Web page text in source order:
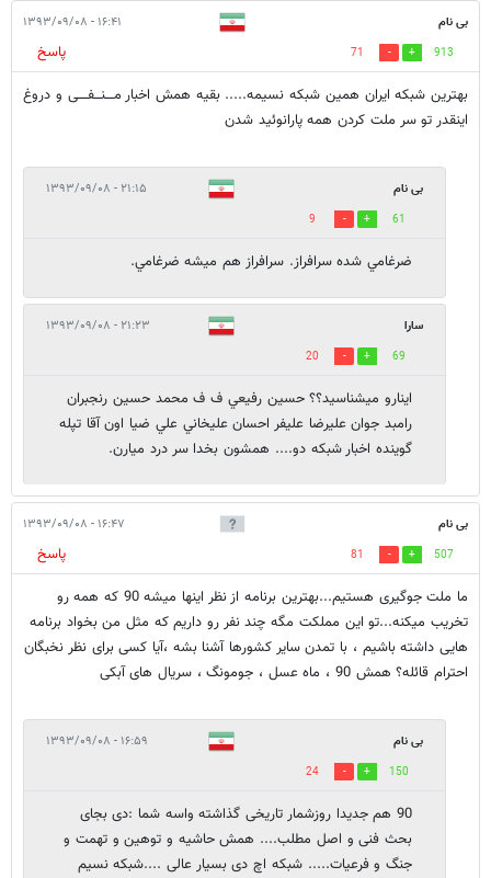
بی نام ۱۶:۴۱ - ۱۳۹۳/۰۹/۰۸
913
71
پاسخ
بهترین شبکه ایران همین شبکه نسیمه..... بقیه همش اخبار مــــنـــفــــی و دروغ
اینقدر تو سر ملت کردن همه پارانوئید شدن
بی نام ۲۱:۱۵ - ۱۳۹۳/۰۹/۰۸
61
9
ضرغامي شده سرافراز. سرافراز هم ميشه ضرغامي.
سارا ۲۱:۲۳ - ۱۳۹۳/۰۹/۰۸
69
20
اينارو ميشناسيد؟؟ حسين رفيعي ف ف محمد حسين رنجبران
رامبد جوان عليرضا عليفر احسان عليخاني علي ضيا اون آقا تپله
گوينده اخبار شبكه دو.... همشون بخدا سر درد ميارن.
بی نام ۱۶:۴۷ - ۱۳۹۳/۰۹/۰۸
507
81
پاسخ
ما ملت جوگیری هستیم...بهترین برنامه از نظر اینها میشه 90 که همه رو
تخریب میکنه...تو این مملکت مگه چند نفر رو داریم که مثل من بخواد برنامه
هایی داشته باشیم ، با تمدن سایر کشورها آشنا بشه ،آیا کسی برای نظر نخبگان
احترام قائله؟ همش 90 ، ماه عسل ، جومونگ ، سریال های آبکی
بی نام ۱۶:۵۹ - ۱۳۹۳/۰۹/۰۸
150
24
90 هم جدیدا روزشمار تاریخی گذاشته واسه شما :دی بجای
بحث فنی و اصل مطلب.... همش حاشیه و توهین و تهمت و
جنگ و فرعیات..... شبکه اچ دی بسیار عالی ....شبکه نسیم